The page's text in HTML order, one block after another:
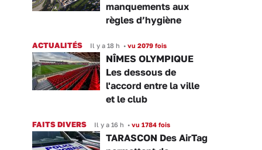
manquements aux
règles d’hygiène
ACTUALITÉS Il y a 18 h • vu 2079 fois
NÎMES OLYMPIQUE
Les dessous de
l'accord entre la ville
et le club
FAITS DIVERS Il y a 16 h • vu 1784 fois
TARASCON Des AirTag